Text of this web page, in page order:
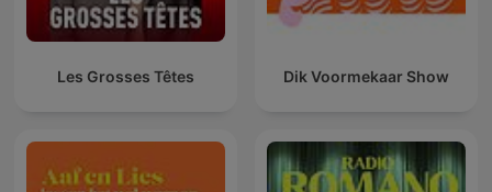
Les Grosses Têtes Dik Voormekaar Show